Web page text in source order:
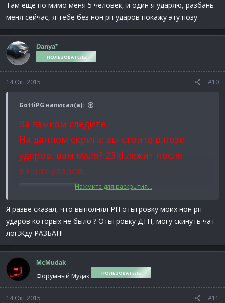
Вы меня думаете ещё провоцировать?
Пункт 26 читайте.
Наказания за
нарушения | Форум Premier Game
Там еще по мимо меня 5 человек, и один я ударяю, разбань
меня сейчас, я тебе без нон рп ударов покажу эту позу.
Danya*
ПОЛЬЗОВАТЕЛЬ
14 Окт 2015 #10
GottiPG написал(а):
За языком следите.
На данном скрине вы стоите в позе
ударов, вам мало? 23id лежит после
ваших ударов.
Вы меня думаете ещё провоцировать?
Пункт 26 читайте.
Наказания за
нарушения | Форум Premier Game
PS. Предъявите отыгровку ваших
ударов и отыгровку ДТП
Нажмите для раскрытия...
Я разве сказал, что выполнял РП отыгровку моих нон рп
ударов которых не было ? Отыгровку ДТП, могу скинуть чат
лог.Жду РАЗБАН!
McMudak
Форумный Мудак ПОЛЬЗОВАТЕЛЬ
14 Окт 2015 #11